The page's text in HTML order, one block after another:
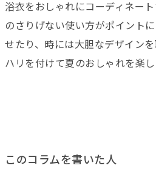
浴衣をおしゃれにコーディネー
のさりげない使い方がポイント
せたり、時には大胆なデザイン
ハリを付けて夏のおしゃれを楽し
このコラムを書いた人